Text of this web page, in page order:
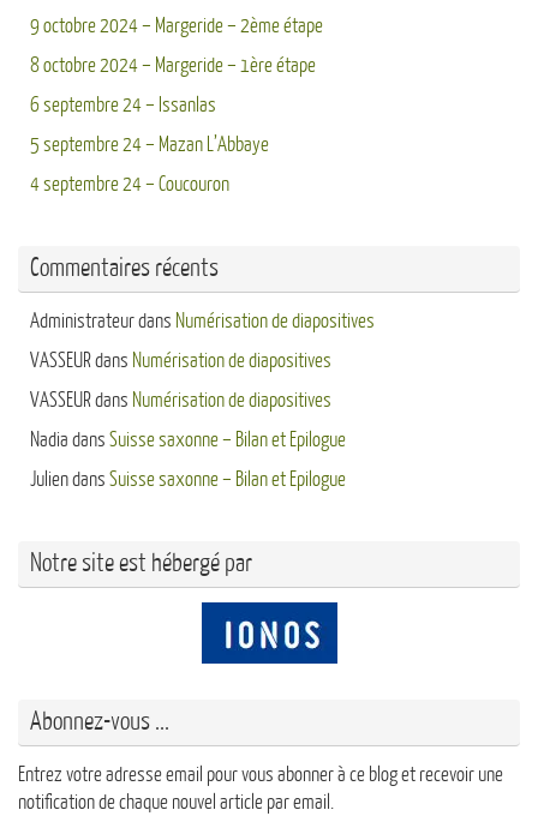
9 octobre 2024 – Margeride – 2ème étape
8 octobre 2024 – Margeride – 1ère étape
6 septembre 24 – Issanlas
5 septembre 24 – Mazan L’Abbaye
4 septembre 24 – Coucouron
Commentaires récents
Administrateurdans Numérisation de diapositives
VASSEURdans Numérisation de diapositives
VASSEURdans Numérisation de diapositives
Nadia dans Suisse saxonne – Bilan et Epilogue
Juliendans Suisse saxonne – Bilan et Epilogue
Notre site est hébergé par
Abonnez-vous ...
Entrez votre adresse email pour vous abonner à ce blog et recevoir une
notification de chaque nouvel article par email.